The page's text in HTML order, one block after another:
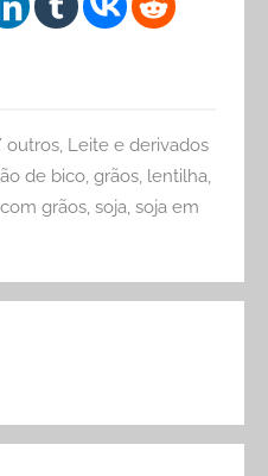
outros, Leite e derivados
de bico, grãos, lentilha
grãos soja soja em